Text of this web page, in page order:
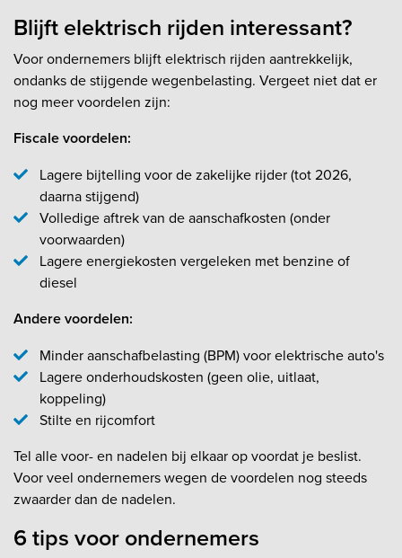
Blijft elektrisch rijden interessant?
Voor ondernemers blijft elektrisch rijden aantrekkelijk,
ondanks de stijgende wegenbelasting. Vergeet niet dat er
nog meer voordelen zijn:
Fiscale voordelen:
Lagere bijtelling voor de zakelijke rijder (tot 2026,
daarna stijgend)
Volledige aftrek van de aanschafkosten (onder
voorwaarden)
Lagere energiekosten vergeleken met benzine of
diesel
Andere voordelen:
Minder aanschafbelasting (BPM) voor elektrische auto's
Lagere onderhoudskosten (geen olie, uitlaat,
koppeling)
Stilte en rijcomfort
Tel alle voor- en nadelen bij elkaar op voordat je beslist.
Voor veel ondernemers wegen de voordelen nog steeds
zwaarder dan de nadelen.
6 tips voor ondernemers